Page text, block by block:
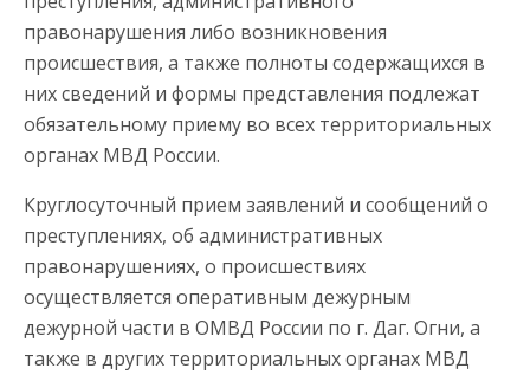
правонарушения либо возникновения
происшествия, а также полноты содержащихся в
них сведений и формы представления подлежат
обязательному приему во всех территориальных
органах МВД России.
Круглосуточный прием заявлений и сообщений о
преступлениях, об административных
правонарушениях, о происшествиях
осуществляется оперативным дежурным
дежурной части в ОМВД России по г. Даг. Огни, а
также в других территориальных органах МВД